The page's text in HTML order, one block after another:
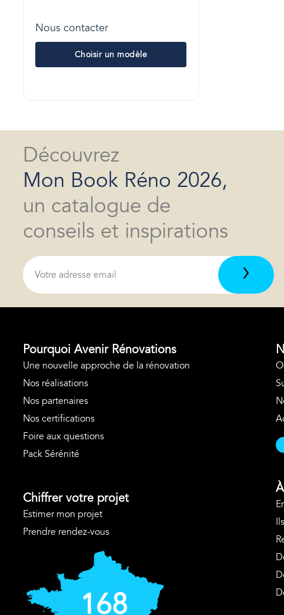
Nous contacter
Choisir un modèle
Découvrez
Mon Book Réno 2026,
un catalogue de
conseils et inspirations
Pourquoi Avenir Rénovations
Une nouvelle approche de la rénovation
Nos réalisations
Nos partenaires
Nos certifications
Foire aux questions
Pack Sérénité
Chiffrer votre projet
Estimer mon projet
Prendre rendez-vous
168